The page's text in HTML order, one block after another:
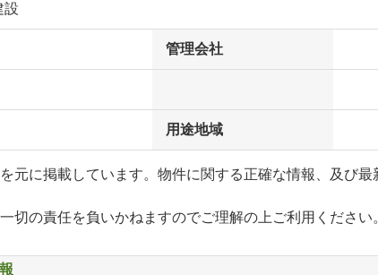
設
管理会社
用途地域
を元に掲載しています。物件に関する正確な情報、及び
切の責任を負いかねますのでご理解の上ご利用ください